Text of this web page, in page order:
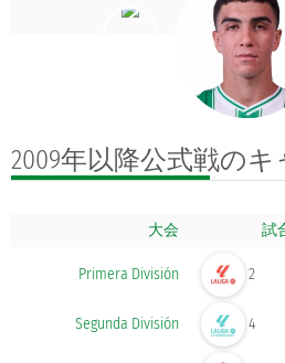
2009年以降公式戦のキ
大会
Primera División 2
Segunda División 4